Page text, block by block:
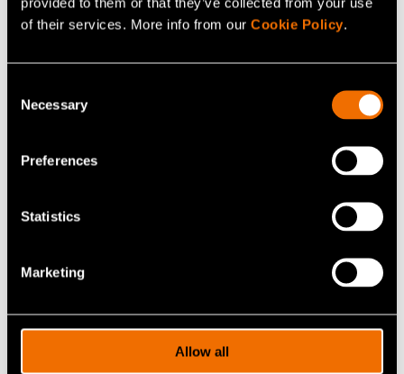
of their services. More info from our Cookie Policy.
Selection
Necessary
Preferences
Statistics
Marketing
Allow all
Vastuullinen merenkulku ja laivateknologia